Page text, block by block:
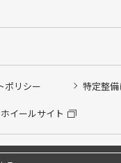
ポリシー 特定整
イールサイト
All rights Reserved.
ください